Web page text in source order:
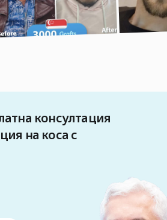
консултация
на коса с